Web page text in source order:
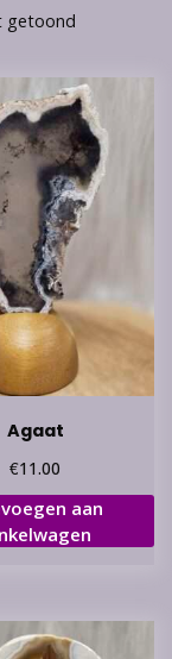
getoond
Agaat
€11.00
aan